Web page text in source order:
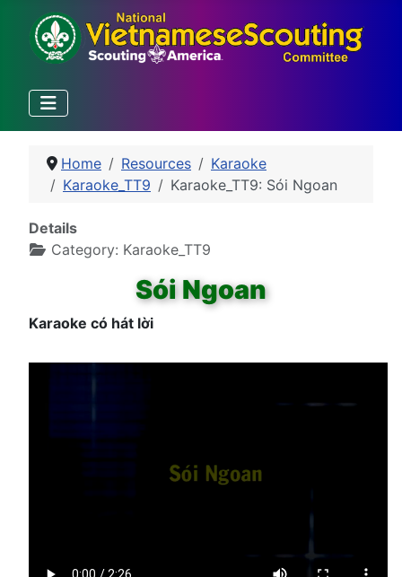
Home Resources
Karaoke
Karaoke_TT9
Karaoke_TT9: Sói Ngoan
Details
Category: Karaoke_TT9
Sói Ngoan
Karaoke có hát lời